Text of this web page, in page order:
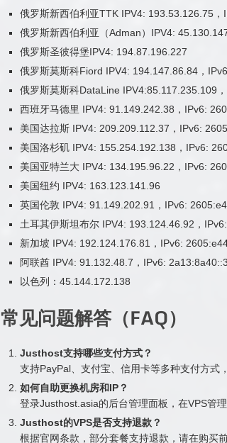
俄罗斯新西伯利亚TTK IPV4: 193.53.126.75
俄罗斯新西伯利亚（Adman）IPV4:
俄罗斯圣彼得堡IPV4: 194.87.196.227
俄罗斯莫斯科Fiord IPV4: 194.147.86.84，
俄罗斯莫斯科DataLine IPV4:85.117.235.109
西班牙马德里 IPV4: 91.149.242.38，IPv6:
美国达拉斯 IPV4: 209.209.112.37，IPv6:
美国洛杉矶 IPV4: 155.254.192.138，IPv6:
美国亚特兰大 IPV4: 134.195.96.22，IPv6:
美国纽约 IPV4: 163.123.141.96
英国伦敦 IPV4: 91.149.202.91，IPv6:
土耳其伊斯坦布尔 IPV4: 193.124.46.92，
新加坡 IPV4: 192.124.176.81，IPv6:
阿联酋 IPV4: 91.132.48.7，IPv6:
以色列：45.144.172.138
常见问题解答（FAQ）
Justhost支持哪些支付方式？
支持PayPal、支付宝、信用卡等多种支付方式
如何自助更换机房和IP？
登录Justhost.asia的后台管理面板，在VPS管
Justhost的VPS是否支持退款？
根据官网条款，部分套餐支持退款，请在购买